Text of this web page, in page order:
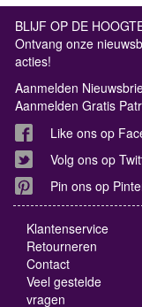
BLIJF OP DE
Ontvang onze
acties!
Aanmelden
Aanmelden Gratis
Like ons op
Volg ons op
Pin ons op
Klantenservice
Retourneren
Contact
Veel gestelde
vragen